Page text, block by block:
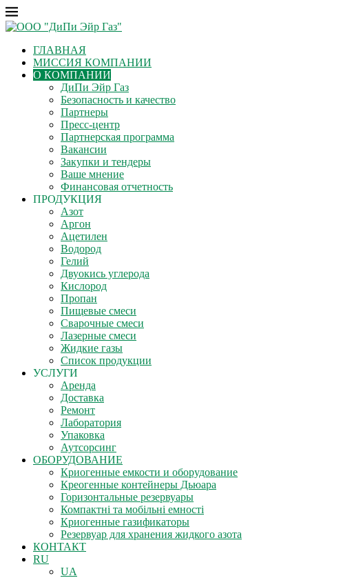
ГЛАВНАЯ
МИССИЯ КОМПАНИИ
О КОМПАНИИ
ДиПи Эйр Газ
Безопасность и качество
Партнеры
Пресс-центр
Партнерская программа
Вакансии
Закупки и тендеры
Ваше мнение
Финансовая отчетность
ПРОДУКЦИЯ
Азот
Аргон
Ацетилен
Водород
Гелий
Двуокись углерода
Кислород
Пропан
Пищевые смеси
Сварочные смеси
Лазерные смеси
Жидкие газы
Список продукции
УСЛУГИ
Аренда
Доставка
Ремонт
Лаборатория
Упаковка
Аутсорсинг
ОБОРУДОВАНИЕ
Криогенные емкости и оборудование
Креогенные контейнеры Дьюара
Горизонтальные резервуары
Компактні та мобільні емності
Криогенные газификаторы
Резервуар для хранения жидкого азота
КОНТАКТ
RU
UA